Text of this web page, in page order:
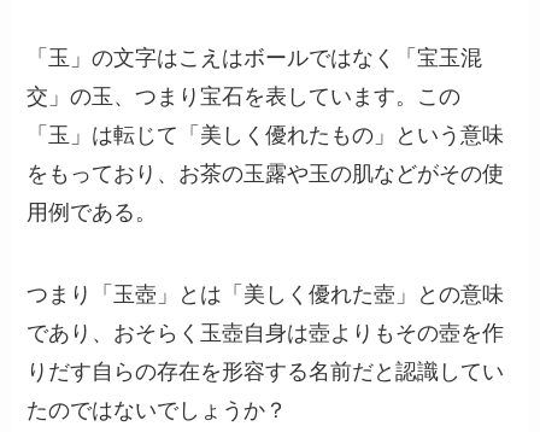
「玉」の文字はこえはボールではなく「宝玉混
交」の玉、つまり宝石を表しています。この
「玉」は転じて「美しく優れたもの」という意味
をもっており、お茶の玉露や玉の肌などがその使
用例である。
つまり「玉壺」とは「美しく優れた壺」との意味
であり、おそらく玉壺自身は壺よりもその壺を作
りだす自らの存在を形容する名前だと認識してい
たのではないでしょうか？